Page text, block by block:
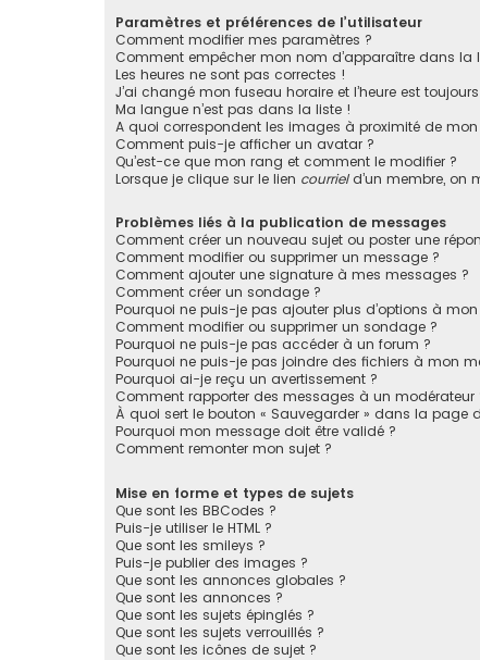
Paramètres et préférences de l’utilisateur
Comment modifier mes paramètres ?
Comment empêcher mon nom d’apparaître dans la
Les heures ne sont pas correctes !
J’ai changé mon fuseau horaire et l’heure est
Ma langue n’est pas dans la liste !
A quoi correspondent les images à proximité de mon
Comment puis-je afficher un avatar ?
Qu’est-ce que mon rang et comment le modifier ?
Lorsque je clique sur le lien courrield’un membre, on
Problèmes liés à la publication de messages
Comment créer un nouveau sujet ou poster une
Comment modifier ou supprimer un message ?
Comment ajouter une signature à mes messages ?
Comment créer un sondage ?
Pourquoi ne puis-je pas ajouter plus d’options à
Comment modifier ou supprimer un sondage ?
Pourquoi ne puis-je pas accéder à un forum ?
Pourquoi ne puis-je pas joindre des fichiers à mon
Pourquoi ai-je reçu un avertissement ?
Comment rapporter des messages à un modérateur
À quoi sert le bouton « Sauvegarder » dans la page
Pourquoi mon message doit être validé ?
Comment remonter mon sujet ?
Mise en forme et types de sujets
Que sont les BBCodes ?
Puis-je utiliser le HTML ?
Que sont les smileys ?
Puis-je publier des images ?
Que sont les annonces globales ?
Que sont les annonces ?
Que sont les sujets épinglés ?
Que sont les sujets verrouillés ?
Que sont les icônes de sujet ?